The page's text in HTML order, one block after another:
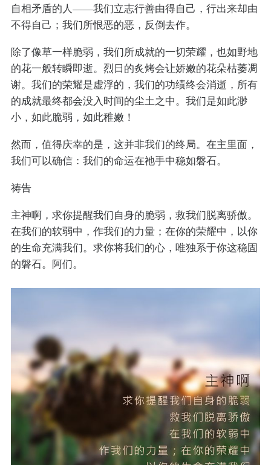
自相矛盾的人——我们立志行善由得自己，行出来却由
不得自己；我们所恨恶的恶，反倒去作。
除了像草一样脆弱，我们所成就的一切荣耀，也如野地
的花一般转瞬即逝。烈日的炙烤会让娇嫩的花朵枯萎凋
谢。我们的荣耀是虚浮的，我们的功绩终会消逝，所有
的成就最终都会没入时间的尘土之中。我们是如此渺
小，如此脆弱，如此稚嫩！
然而，值得庆幸的是，这并非我们的终局。在主里面，
我们可以确信：我们的命运在祂手中稳如磐石。
祷告
主神啊，求你提醒我们自身的脆弱，救我们脱离骄傲。
在我们的软弱中，作我们的力量；在你的荣耀中，以你
的生命充满我们。求你将我们的心，唯独系于你这稳固
的磐石。阿们。